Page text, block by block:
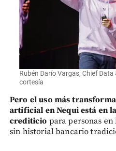
Rubén Darío Vargas, Chief Data
cortesía
Pero el uso más
artificial en Nequi está en
crediticio para personas
sin historial bancario